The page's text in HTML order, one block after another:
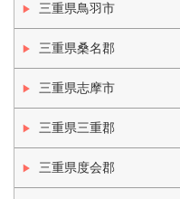
三重県鳥羽市
三重県桑名郡
三重県志摩市
三重県三重郡
三重県度会郡